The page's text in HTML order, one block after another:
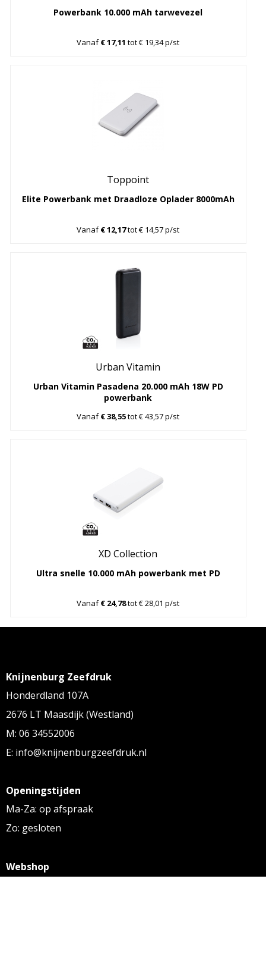
Powerbank 10.000 mAh tarwevezel
Vanaf€ 17,11 tot € 19,34 p/st
Toppoint
Elite Powerbank met Draadloze Oplader 8000mAh
Vanaf€ 12,17tot € 14,57 p/st
Urban Vitamin
Urban Vitamin Pasadena 20.000 mAh 18W PD
powerbank
Vanaf€ 38,55tot € 43,57 p/st
XD Collection
Ultra snelle 10.000 mAh powerbank met PD
Vanaf€ 24,78tot € 28,01 p/st
Knijnenburg Zeefdruk
Honderdland 107A
2676 LT Maasdijk (Westland)
M: 06 34552006
E: info@knijnenburgzeefdruk.nl
Openingstijden
Ma-Za: op afspraak
Zo: gesloten
Webshop